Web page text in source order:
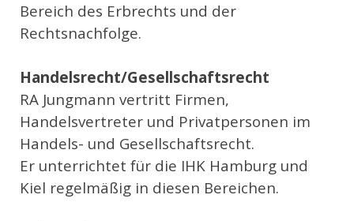
Bereich des Erbrechts und der
Rechtsnachfolge.
Handelsrecht/Gesellschaftsrecht
RA Jungmann vertritt Firmen,
Handelsvertreter und Privatpersonen im
Handels- und Gesellschaftsrecht.
Er unterrichtet für die IHK Hamburg und
Kiel regelmäßig in diesen Bereichen.